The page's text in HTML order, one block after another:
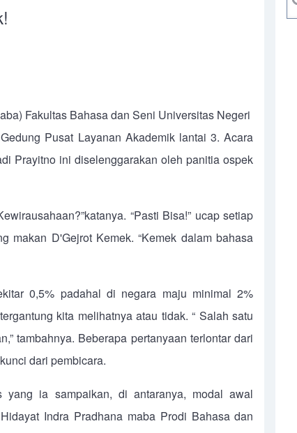
Fakultas Bahasa dan Seni Universitas Negeri
Pusat Layanan Akademik lantai 3. Acara
Prayitno ini diselenggarakan oleh panitia ospek
“Pasti Bisa!” ucap setiap
makan D'Gejrot Kemek. “Kemek dalam bahasa
0,5% padahal di negara maju minimal 2%
kita melihatnya atau tidak. “ Salah satu
tambahnya. Beberapa pertanyaan terlontar dari
dari pembicara.
yang ia sampaikan, di antaranya, modal awal
Indra Pradhana maba Prodi Bahasa dan